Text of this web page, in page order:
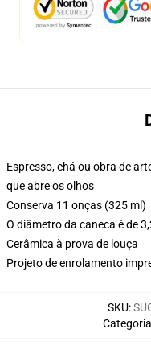
Espresso, chá ou obra de
que abre os olhos
Conserva 11 onças (325 ml)
O diâmetro da caneca é de
Cerâmica à prova de louça
Projeto de enrolamento
SKU: